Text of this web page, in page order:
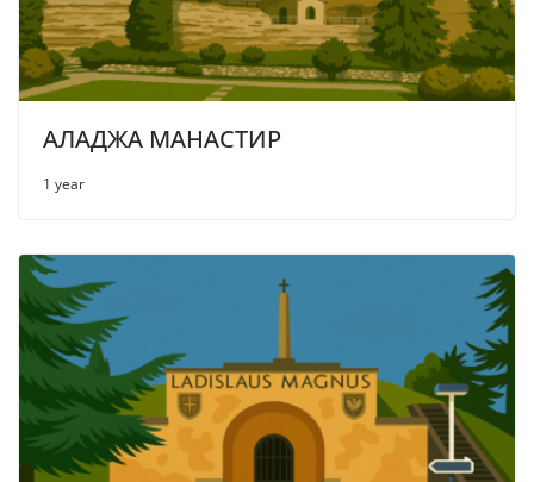
АЛАДЖА МАНАСТИР
1 year